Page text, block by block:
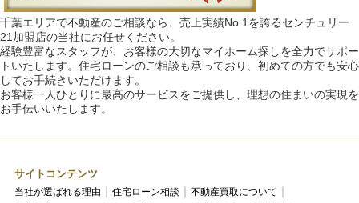
千葉エリアで不動産のご相談なら、売上実績No.1を誇るセンチュリー
21加盟店の当社にお任せください。
経験豊富なスタッフが、お客様の大切なマイホーム探しを全力でサポー
トいたします。住宅ローンのご相談も承っており、初めての方でも安心
してお手続きいただけます。
お客様一人ひとりに最高のサービスをご提供し、理想の住まいの実現を
お手伝いいたします。
サイトコンテンツ
当社が選ばれる理由 住宅ローン相談
不動産買取について